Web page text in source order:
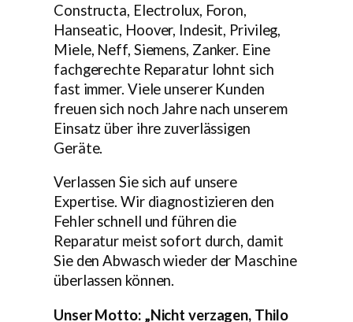
Constructa, Electrolux, Foron,
Hanseatic, Hoover, Indesit, Privileg,
Miele, Neff, Siemens, Zanker. Eine
fachgerechte Reparatur lohnt sich
fast immer. Viele unserer Kunden
freuen sich noch Jahre nach unserem
Einsatz über ihre zuverlässigen
Geräte.
Verlassen Sie sich auf unsere
Expertise. Wir diagnostizieren den
Fehler schnell und führen die
Reparatur meist sofort durch, damit
Sie den Abwasch wieder der Maschine
überlassen können.
Unser Motto: „Nicht verzagen, Thilo